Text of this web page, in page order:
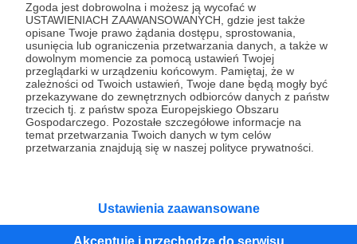
Zgoda jest dobrowolna i możesz ją wycofać w
USTAWIENIACH ZAAWANSOWANYCH, gdzie jest także
opisane Twoje prawo żądania dostępu, sprostowania,
usunięcia lub ograniczenia przetwarzania danych, a także w
dowolnym momencie za pomocą ustawień Twojej
przeglądarki w urządzeniu końcowym. Pamiętaj, że w
zależności od Twoich ustawień, Twoje dane będą mogły być
przekazywane do zewnętrznych odbiorców danych z państw
trzecich tj. z państw spoza Europejskiego Obszaru
Gospodarczego. Pozostałe szczegółowe informacje na
temat przetwarzania Twoich danych w tym celów
przetwarzania znajdują się w naszej polityce prywatności.
Ustawienia zaawansowane
Akceptuję i przechodzę do serwisu
* Wyrażam zgodę na przetwarzanie moich danych
osobowych podanych w formularzu rejestracyjnym w celu
prawidłowego świadczenia usług serwisu Patronite.
Wyrażam zgodę na otrzymywanie drogą elektroniczną
informacji handlowych - newslettera. Opcja ta może zostać
zmieniona w ustawieniach konta.